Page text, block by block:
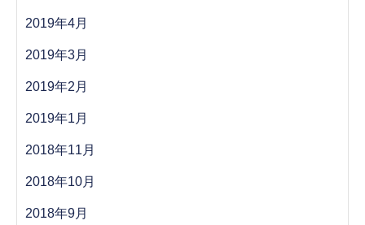
2019年4月
2019年3月
2019年2月
2019年1月
2018年11月
2018年10月
2018年9月